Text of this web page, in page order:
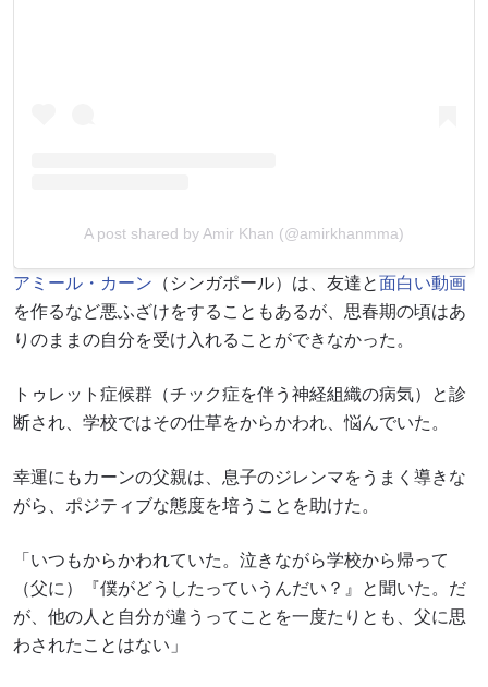
A post shared by Amir Khan (@amirkhanmma)
アミール・カーン （シンガポール）は、友達と面白い動画
を作るなど悪ふざけをすることもあるが、思春期の頃はあ
りのままの自分を受け入れることができなかった。
トゥレット症候群（チック症を伴う神経組織の病気）と診
断され、学校ではその仕草をからかわれ、悩んでいた。
幸運にもカーンの父親は、息子のジレンマをうまく導きな
がら、ポジティブな態度を培うことを助けた。
「いつもからかわれていた。泣きながら学校から帰って
（父に）『僕がどうしたっていうんだい？』と聞いた。だ
が、他の人と自分が違うってことを一度たりとも、父に思
わされたことはない」